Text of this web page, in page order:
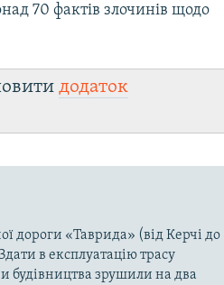
70 фактів злочинів щодо
додаток
дороги «Таврида» (від Керчі до
в експлуатацію трасу
будівництва зрушили на два